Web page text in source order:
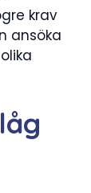
krav
ansöka